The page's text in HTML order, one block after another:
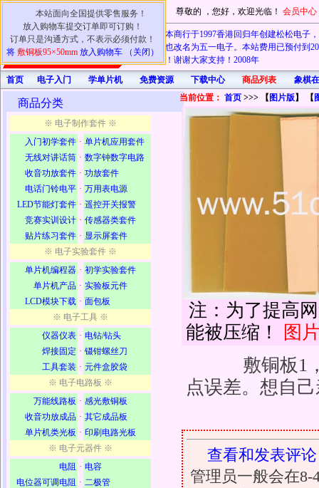
本站面向全国提供零售服务！
放入购物车提交订单即可订购！
订单只是沟通方式，不表示必须付款！
将敷铜板95×50mm放入购物车 （关闭）
尊敬的 ，您好，欢迎光临！ 会员中心
本商行于1997香港回归年创建松松电子
电子也改名为五一电子。本站费用已预付到
认可！谢谢大家支持！2008年
首页
电子入门 学单片机 免费资源 下载中心 商品列表 象棋
商品分类
※ 电子制作套件 ※
入门初学套件 · 单片机应用套件
无线对讲话筒 · 数字钟数字电路
收音功放套件 · 功放套件
电话门铃电平 · 万用表电源
LED节能灯套件 · 遥控开关报警
竞赛实训设计 · 传感器类套件
贴片练习套件 · 显示屏套件
※ 电子实验套件 ※
单片机编程器 · 初学实验套件
单片机产品 · 实验板元件
LCD模块下载 · 面包板
※ 电子工具 ※
仪器仪表 · 电钻/钻头
焊接固定 · 镊钳螺丝刀
工具套装 · 元件盒胶袋
※ 电子电路板 ※
万能线路板 · 感光敷铜板
收音功放成品 · 其它成品板
单片机类光板 · 印刷电路光板
※ 电子元器件 ※
电阻 · 电容
电位器可调电阻 · 二极管
当前位置： 首页 >>> 【 图片版】 【
注：为了提高
能被压缩！
图
敷铜板1，
点误差。想自
查看和发表评论
管理员一般会在